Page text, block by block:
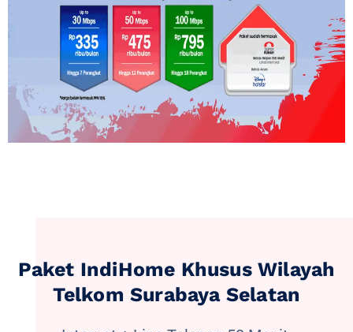
Paket IndiHome Khusus Wilayah
Telkom Surabaya Selatan